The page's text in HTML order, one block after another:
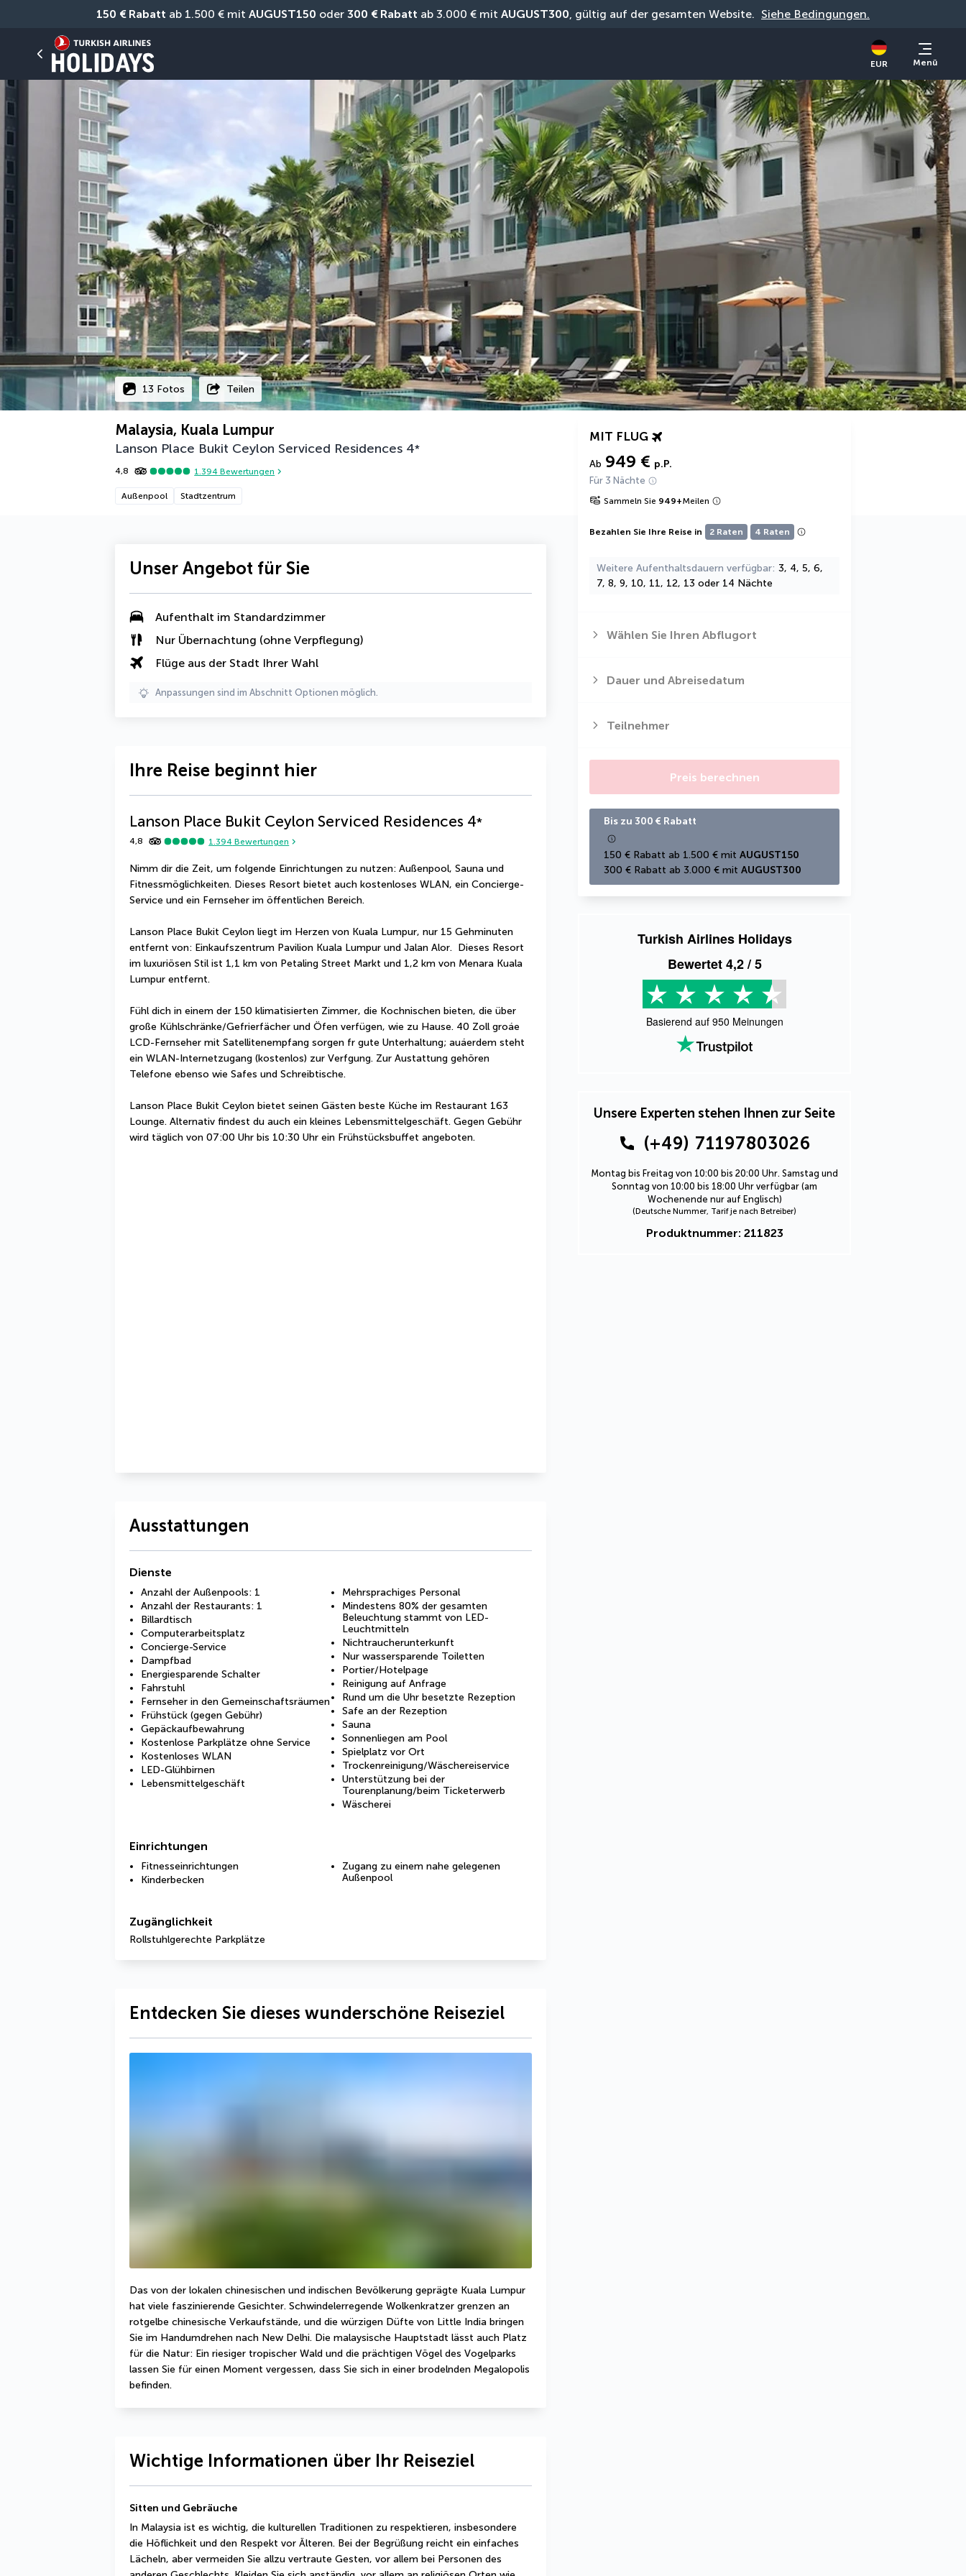
150 € Rabatt ab 1.500 € mit AUGUST150 oder 300 € Rabatt ab 3.000 € mit AUGUST300, gültig auf der gesamten Website. Siehe Bedingungen.
EUR Menü
13 Fotos Teilen
Malaysia, Kuala Lumpur
Lanson Place Bukit Ceylon Serviced Residences 4*
4,8 1.394 Bewertungen
Außenpool Stadtzentrum
MIT FLUG
Ab 949 € p.P.
Für 3 Nächte
Sammeln Sie 949+Meilen
Bezahlen Sie Ihre Reise in 2 Raten 4 Raten
Weitere Aufenthaltsdauern verfügbar 3, 4, 5, 6,
7, 8, 9, 10, 11, 12, 13 oder 14 Nächte
Wählen Sie Ihren Abflugort
Dauer und Abreisedatum
Teilnehmer
Preis berechnen
Bis zu 300 € Rabatt
150 € Rabatt ab 1.500 € mit AUGUST150
300 € Rabatt ab 3.000 € mit AUGUST300
Turkish Airlines Holidays
Bewertet4,2/ 5
Basierend auf 950 Meinungen
Unsere Experten stehen Ihnen zur Seite
(+49) 71197803026
Montag bis Freitag von 10:00 bis 20:00 Uhr. Samstag und
Sonntag von 10:00 bis 18:00 Uhr verfügbar (am
Wochenende nur auf Englisch)
(Deutsche Nummer, Tarif je nach Betreiber)
Produktnummer: 211823
Unser Angebot für Sie
Aufenthalt im Standardzimmer
Nur Übernachtung (ohne Verpflegung)
Flüge aus der Stadt Ihrer Wahl
Anpassungen sind im Abschnitt Optionen möglich.
Ihre Reise beginnt hier
Lanson Place Bukit Ceylon Serviced Residences 4*
4,8 1.394 Bewertungen
Nimm dir die Zeit, um folgende Einrichtungen zu nutzen: Außenpool, Sauna und
Fitnessmöglichkeiten. Dieses Resort bietet auch kostenloses WLAN, ein Concierge-
Service und ein Fernseher im öffentlichen Bereich.
Lanson Place Bukit Ceylon liegt im Herzen von Kuala Lumpur, nur 15 Gehminuten
entfernt von: Einkaufszentrum Pavilion Kuala Lumpur und Jalan Alor.  Dieses Resort
im luxuriösen Stil ist 1,1 km von Petaling Street Markt und 1,2 km von Menara Kuala
Lumpur entfernt.
Fühl dich in einem der 150 klimatisierten Zimmer, die Kochnischen bieten, die über
große Kühlschränke/Gefrierfächer und Öfen verfügen, wie zu Hause. 40 Zoll groáe
LCD-Fernseher mit Satellitenempfang sorgen fr gute Unterhaltung; auáerdem steht
ein WLAN-Internetzugang (kostenlos) zur Verfgung. Zur Austattung gehören
Telefone ebenso wie Safes und Schreibtische.
Lanson Place Bukit Ceylon bietet seinen Gästen beste Küche im Restaurant 163
Lounge. Alternativ findest du auch ein kleines Lebensmittelgeschäft. Gegen Gebühr
wird täglich von 07:00 Uhr bis 10:30 Uhr ein Frühstücksbuffet angeboten.
Ausstattungen
Dienste
Anzahl der Außenpools: 1
Anzahl der Restaurants: 1
Billardtisch
Computerarbeitsplatz
Concierge-Service
Dampfbad
Energiesparende Schalter
Fahrstuhl
Fernseher in den Gemeinschaftsräumen
Frühstück (gegen Gebühr)
Gepäckaufbewahrung
Kostenlose Parkplätze ohne Service
Kostenloses WLAN
LED-Glühbirnen
Lebensmittelgeschäft
Mehrsprachiges Personal
Mindestens 80% der gesamten
Beleuchtung stammt von LED-
Leuchtmitteln
Nichtraucherunterkunft
Nur wassersparende Toiletten
Portier/Hotelpage
Reinigung auf Anfrage
Rund um die Uhr besetzte Rezeption
Safe an der Rezeption
Sauna
Sonnenliegen am Pool
Spielplatz vor Ort
Trockenreinigung/Wäschereiservice
Unterstützung bei der
Tourenplanung/beim Ticketerwerb
Wäscherei
Einrichtungen
Fitnesseinrichtungen
Kinderbecken
Zugang zu einem nahe gelegenen
Außenpool
Zugänglichkeit
Rollstuhlgerechte Parkplätze
Entdecken Sie dieses wunderschöne Reiseziel
Das von der lokalen chinesischen und indischen Bevölkerung geprägte Kuala Lumpur
hat viele faszinierende Gesichter. Schwindelerregende Wolkenkratzer grenzen an
rotgelbe chinesische Verkaufstände, und die würzigen Düfte von Little India bringen
Sie im Handumdrehen nach New Delhi. Die malaysische Hauptstadt lässt auch Platz
für die Natur: Ein riesiger tropischer Wald und die prächtigen Vögel des Vogelparks
lassen Sie für einen Moment vergessen, dass Sie sich in einer brodelnden Megalopolis
befinden.
Wichtige Informationen über Ihr Reiseziel
Sitten und Gebräuche
In Malaysia ist es wichtig, die kulturellen Traditionen zu respektieren, insbesondere
die Höflichkeit und den Respekt vor Älteren. Bei der Begrüßung reicht ein einfaches
Lächeln, aber vermeiden Sie allzu vertraute Gesten, vor allem bei Personen des